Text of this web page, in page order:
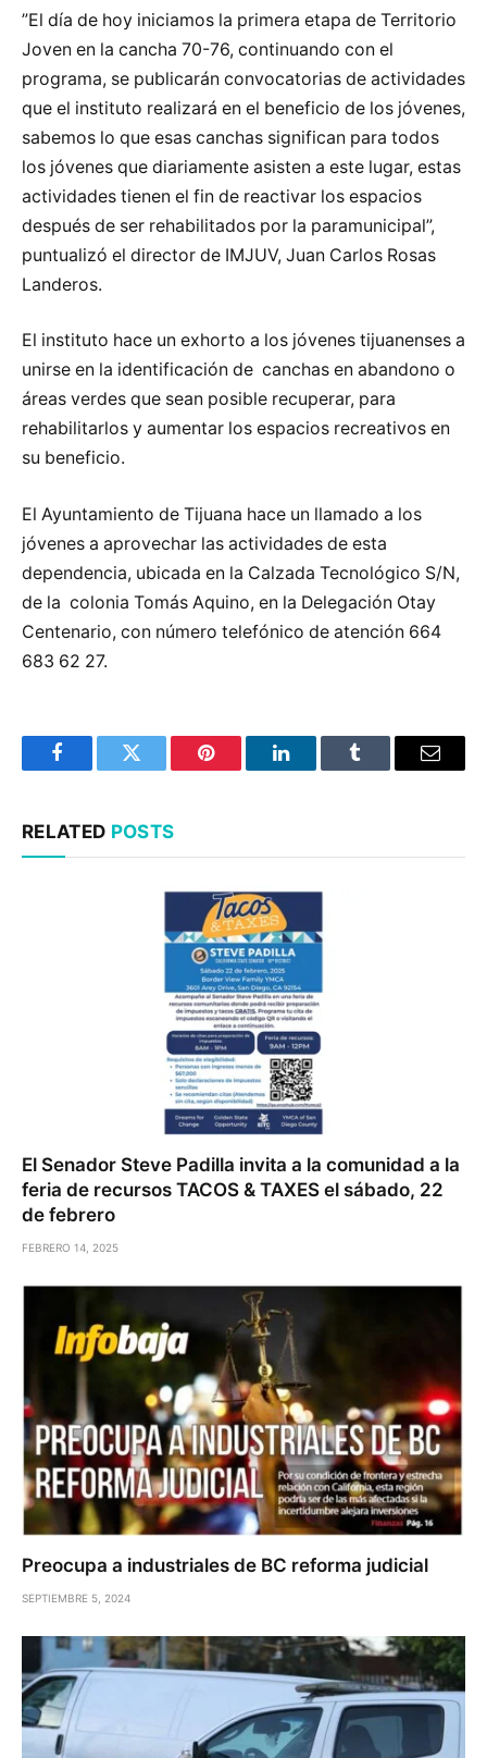
”El día de hoy iniciamos la primera etapa de Territorio
Joven en la cancha 70-76, continuando con el
programa, se publicarán convocatorias de actividades
que el instituto realizará en el beneficio de los jóvenes,
sabemos lo que esas canchas significan para todos
los jóvenes que diariamente asisten a este lugar, estas
actividades tienen el fin de reactivar los espacios
después de ser rehabilitados por la paramunicipal”,
puntualizó el director de IMJUV, Juan Carlos Rosas
Landeros.
El instituto hace un exhorto a los jóvenes tijuanenses a
unirse en la identificación de canchas en abandono o
áreas verdes que sean posible recuperar, para
rehabilitarlos y aumentar los espacios recreativos en
su beneficio.
El Ayuntamiento de Tijuana hace un llamado a los
jóvenes a aprovechar las actividades de esta
dependencia, ubicada en la Calzada Tecnológico S/N,
de la colonia Tomás Aquino, en la Delegación Otay
Centenario, con número telefónico de atención 664
683 62 27.
FacebookTwitter Pinterest LinkedInTumblr Email
RELATED POSTS
El Senador Steve Padilla invita a la comunidad a la
feria de recursos TACOS & TAXES el sábado, 22
de febrero
FEBRERO 14, 2025
Preocupa a industriales de BC reforma judicial
SEPTIEMBRE 5, 2024